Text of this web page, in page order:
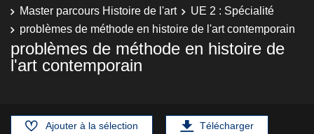
Master parcours Histoire de l'art
UE 2 : Spécialité
problèmes de méthode en histoire de l'art contemporain
problèmes de méthode en histoire de
l'art contemporain
Ajouter à la sélection Télécharger